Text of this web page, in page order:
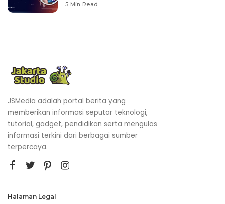
5 Min Read
JSMedia adalah portal berita yang
memberikan informasi seputar teknologi,
tutorial, gadget, pendidikan serta mengulas
informasi terkini dari berbagai sumber
terpercaya.
Halaman Legal